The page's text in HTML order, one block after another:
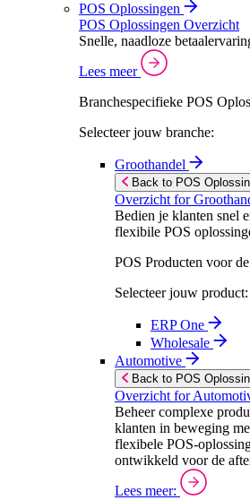
POS Oplossingen
POS Oplossingen Overzicht
Snelle, naadloze
Lees meer
Branchespecifieke POS
Selecteer jouw branche:
Groothandel
Back to POS
Overzicht for
Bedien je klanten snel
flexibile POS
POS Producten voor
Selecteer jouw product:
ERP One
Wholesale
Automotive
Back to POS
Overzicht for
Beheer complexe
klanten in beweging
flexibele POS-
ontwikkeld voor de
Lees meer: